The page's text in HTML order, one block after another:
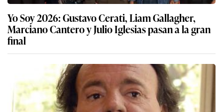
Yo Soy 2026: Gustavo Cerati, Liam Gallagher,
Marciano Cantero y Julio Iglesias pasan a la gran
final